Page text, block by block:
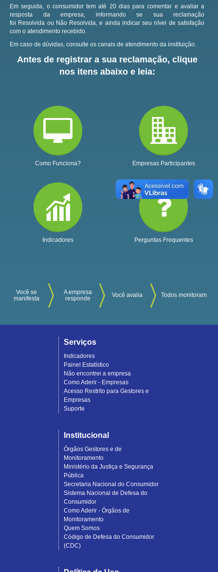
Em seguida, o consumidor tem até 20 dias para comentar e avaliar a
resposta da empresa, informando se sua reclamação
foi Resolvida ou Não Resolvida, e ainda indicar seu nível de satisfação
com o atendimento recebido.
Em caso de dúvidas, consulte os canais de atendimento da instituição.
Antes de registrar a sua reclamação, clique
nos itens abaixo e leia:
Como Funciona? Empresas Participantes
Indicadores Perguntas Frequentes
Você se
manifesta
A empresa
responde
Você avalia Todos monitoram
Serviços
Indicadores
Painel Estatístico
Não encontrei a empresa
Como Aderir - Empresas
Acesso Restrito para Gestores e
Empresas
Suporte
Institucional
Órgãos Gestores e de
Monitoramento
Ministério da Justiça e Segurança
Pública
Secretaria Nacional do Consumidor
Sistema Nacional de Defesa do
Consumidor
Como Aderir - Órgãos de
Monitoramento
Quem Somos
Código de Defesa do Consumidor
(CDC)